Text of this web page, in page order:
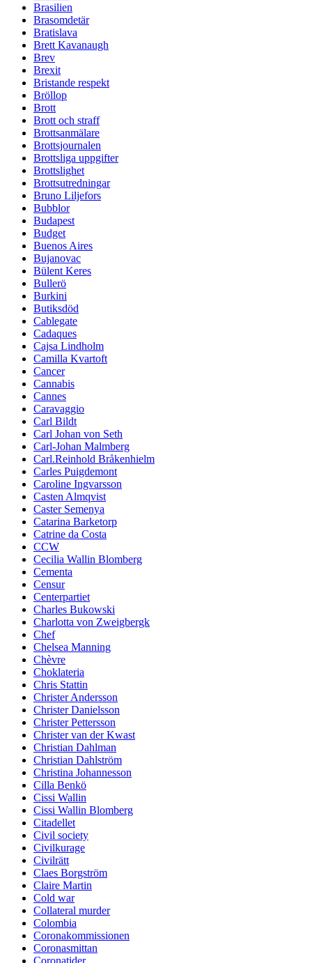
Brasilien
Brasomdetär
Bratislava
Brett Kavanaugh
Brev
Brexit
Bristande respekt
Bröllop
Brott
Brott och straff
Brottsanmälare
Brottsjournalen
Brottsliga uppgifter
Brottslighet
Brottsutredningar
Bruno Liljefors
Bubblor
Budapest
Budget
Buenos Aires
Bujanovac
Bülent Keres
Bullerö
Burkini
Butiksdöd
Cablegate
Cadaques
Cajsa Lindholm
Camilla Kvartoft
Cancer
Cannabis
Cannes
Caravaggio
Carl Bildt
Carl Johan von Seth
Carl-Johan Malmberg
Carl.Reinhold Bråkenhielm
Carles Puigdemont
Caroline Ingvarsson
Casten Almqvist
Caster Semenya
Catarina Barketorp
Catrine da Costa
CCW
Cecilia Wallin Blomberg
Cementa
Censur
Centerpartiet
Charles Bukowski
Charlotta von Zweigbergk
Chef
Chelsea Manning
Chèvre
Choklateria
Chris Stattin
Christer Andersson
Christer Danielsson
Christer Pettersson
Christer van der Kwast
Christian Dahlman
Christian Dahlström
Christina Johannesson
Cilla Benkö
Cissi Wallin
Cissi Wallin Blomberg
Citadellet
Civil society
Civilkurage
Civilrätt
Claes Borgström
Claire Martin
Cold war
Collateral murder
Colombia
Coronakommissionen
Coronasmittan
Coronatider